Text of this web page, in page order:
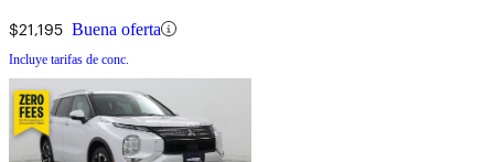
$21,195 Buena oferta
Incluye tarifas de conc.